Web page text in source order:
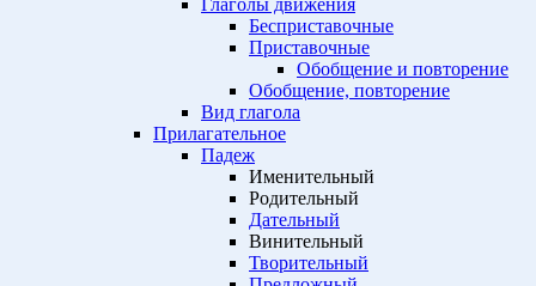
Бесприставочные
Приставочные
Обобщение и повторение
Обобщение, повторение
Вид глагола
Прилагательное
Падеж
Именительный
Родительный
Дательный
Винительный
Творительный